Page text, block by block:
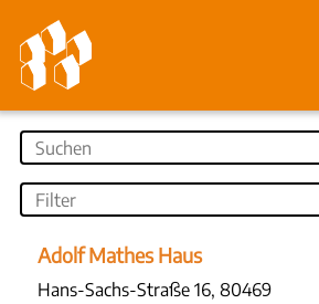
Adolf Mathes Haus
Hans-Sachs-Straße 16, 80469